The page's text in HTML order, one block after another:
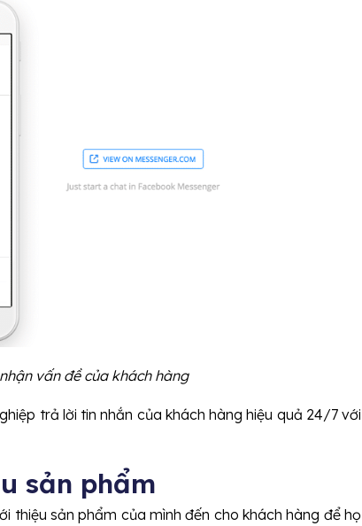
vấn đề của khách hàng
trả lời tin nhắn của khách hàng hiệu quả 24/7 với
sản phẩm
thiệu sản phẩm của mình đến cho khách hàng để họ